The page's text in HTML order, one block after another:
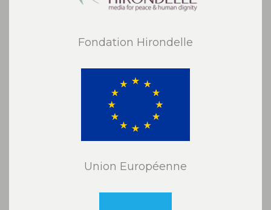
Fondation Hirondelle
Union Européenne